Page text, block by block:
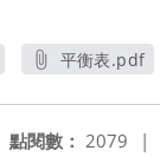
平衡表.pdf
點閱數： 2079 |